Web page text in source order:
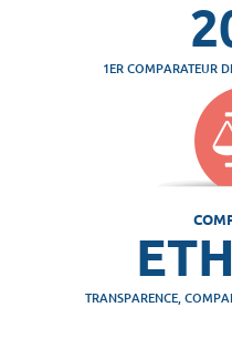
1ER COMPARATEUR
TRANSPARENCE,